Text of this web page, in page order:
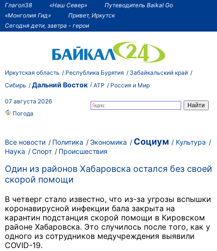
Глагол38 «Наш Север»
Путеводитель Baikal Go
«Монголия Гид»
Привет, Иркутск
Сегодня дети, завтра - герои
Иркутская область Республика Бурятия
Забайкальский край
Сибирь
Дальний Восток АТР Россия и Мир
07 августа 2026
Погода
Все новости Политика Экономика Социум
Культура
Наука
Спорт Происшествия
Один из районов Хабаровска остался без своей
скорой помощи
В четверг стало известно, что из-за угрозы вспышки
коронавирусной инфекции бала закрыта на
карантин подстанция скорой помощи в Кировском
районе Хабаровска. Это случилось после того, как у
одного из сотрудников медучреждения выявили
COVID-19.